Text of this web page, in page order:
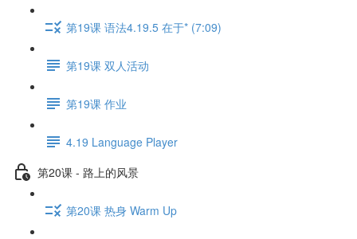
第19课 语法4.19.5 在于* (7:09)
第19课 双人活动
第19课 作业
4.19 Language Player
第20课 - 路上的风景
第20课 热身 Warm Up